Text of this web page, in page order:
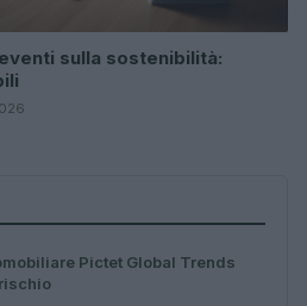
sulla sostenibilità:
Pictet Global Trends